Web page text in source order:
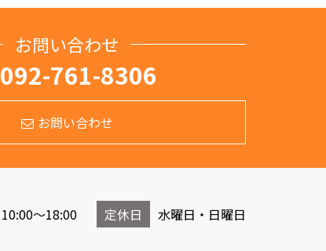
お問い合わせ
092-761-8306
お問い合わせ
10:00～18:00 定休日 水曜日・日曜日